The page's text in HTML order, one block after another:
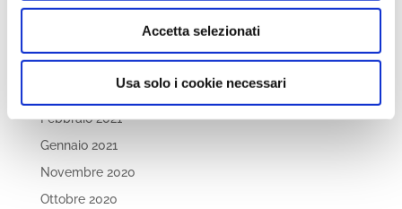
Accetta selezionati
Usa solo i cookie necessari
Luglio 2021
Aprile 2021
Febbraio 2021
Gennaio 2021
Novembre 2020
Ottobre 2020